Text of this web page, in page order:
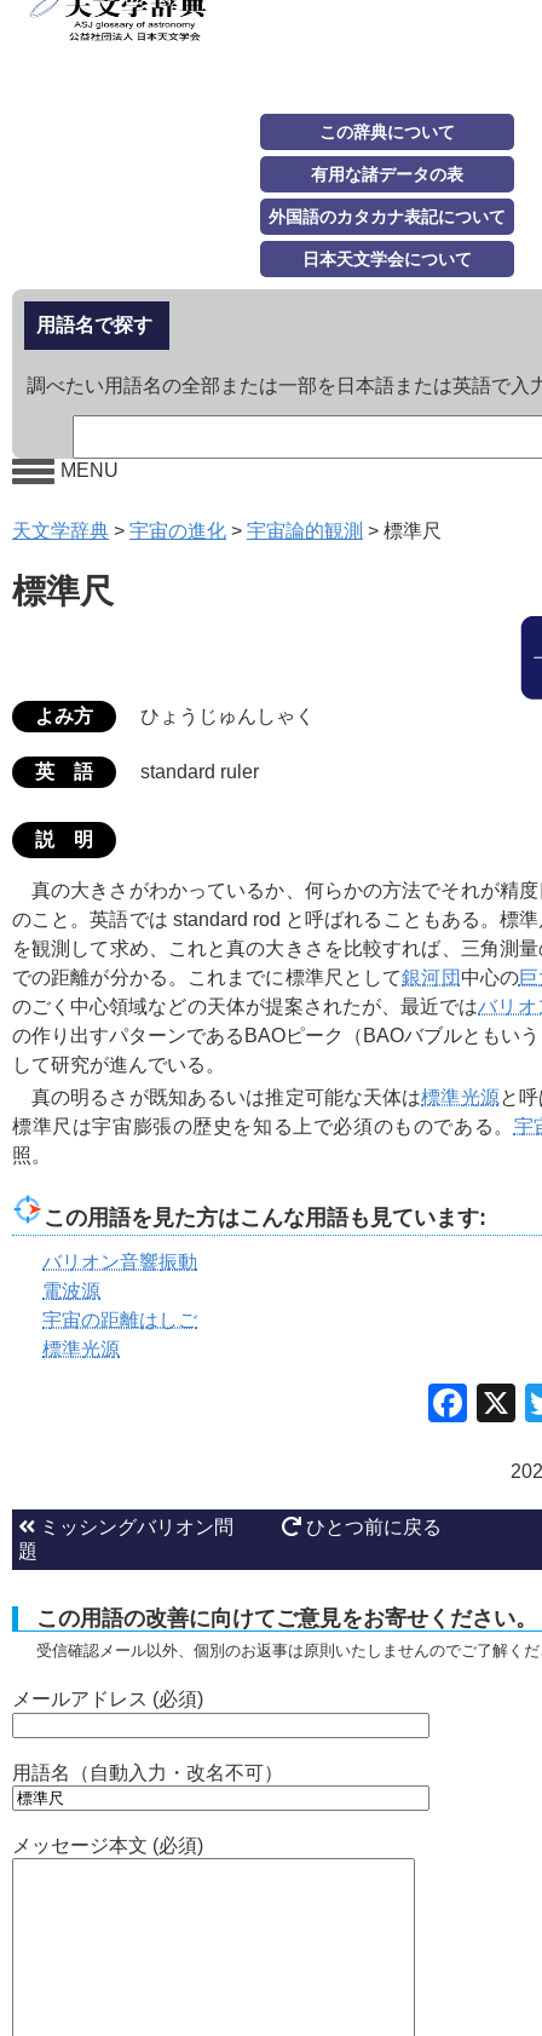
この辞典について
有用な諸データの表
外国語のカタカナ表記について
日本天文学会について
用語名で探す
調べたい用語名の全部または一部を日本語または英語で入
MENU
天文学辞典 > 宇宙の進化 > 宇宙論的観測 > 標準尺
標準尺
よみ方 ひょうじゅんしゃく
英 語 standard ruler
説 明
真の大きさがわかっているか、何らかの方法でそれが精
のこと。英語では standard rod と呼ばれることもある。標
を観測して求め、これと真の大きさを比較すれば、三角測
での距離が分かる。これまでに標準尺として銀河団 中心の巨
のごく中心領域などの天体が提案されたが、最近ではバリオ
の作り出すパターンであるBAOピーク（BAOバブルともい
して研究が進んでいる。
真の明るさが既知あるいは推定可能な天体は標準光源と
標準尺は宇宙膨張の歴史を知る上で必須のものである。 宇
照。
この用語を見た方はこんな用語も見ています:
バリオン音響振動
電波源
宇宙の距離はしご
標準光源
ミッシングバリオン問
題
ひとつ前に戻る
この用語の改善に向けてご意見をお寄せください。
受信確認メール以外、個別のお返事は原則いたしませんのでご了解く
メールアドレス (必須)
用語名（自動入力・改名不可）
メッセージ本文 (必須)